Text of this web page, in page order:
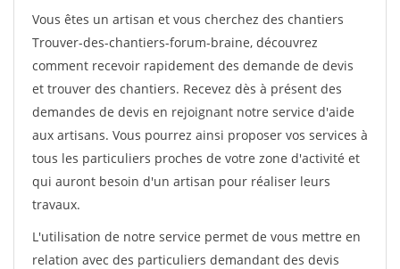
Vous êtes un artisan et vous cherchez des chantiers
Trouver-des-chantiers-forum-braine, découvrez
comment recevoir rapidement des demande de devis
et trouver des chantiers. Recevez dès à présent des
demandes de devis en rejoignant notre service d'aide
aux artisans. Vous pourrez ainsi proposer vos services à
tous les particuliers proches de votre zone d'activité et
qui auront besoin d'un artisan pour réaliser leurs
travaux.
L'utilisation de notre service permet de vous mettre en
relation avec des particuliers demandant des devis